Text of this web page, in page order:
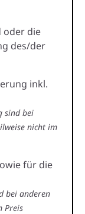
oder die
des/der
inkl.
sind bei
nicht im
für die
bei anderen
Preis